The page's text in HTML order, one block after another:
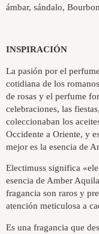
ámbar, sándalo,
INSPIRACIÓN
La pasión por el
cotidiana de los
de rosas y el perfume
celebraciones, las
coleccionaban los
Occidente a Oriente, y
mejor es la esencia de
Electimuss significa
esencia de Amber
fragancia son raros y
atención meticulosa a
Es una fragancia que